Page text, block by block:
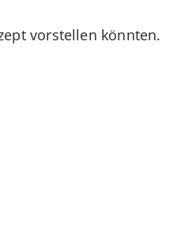
vorstellen könnten.